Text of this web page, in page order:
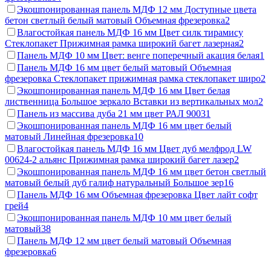
Экошпонированная панель МДФ 12 мм Доступные цвета
бетон светлый белый матовый Объемная фрезеровка2
Влагостойкая панель МДФ 16 мм Цвет силк тирамису
Стеклопакет Прижимная рамка широкий багет лазерная2
Панель МДФ 10 мм Цвет: венге поперечный акация белая1
Панель МДФ 16 мм цвет белый матовый Объемная
фрезеровка Стеклопакет прижимная рамка стеклопакет широ2
Экошпонированная панель МДФ 16 мм Цвет белая
лиственница Большое зеркало Вставки из вертикальных мол2
Панель из массива дуба 21 мм цвет РАЛ 90031
Экошпонированная панель МДФ 16 мм цвет белый
матовый Линейная фрезеровка10
Влагостойкая панель МДФ 16 мм Цвет дуб мелфрод LW
00624-2 альянс Прижимная рамка широкий багет лазер2
Экошпонированная панель МДФ 16 мм цвет бетон светлый
матовый белый дуб галиф натуральный Большое зер16
Панель МДФ 16 мм Объемная фрезеровка Цвет лайт софт
грей4
Экошпонированная панель МДФ 10 мм цвет белый
матовый38
Панель МДФ 12 мм цвет белый матовый Объемная
фрезеровка6